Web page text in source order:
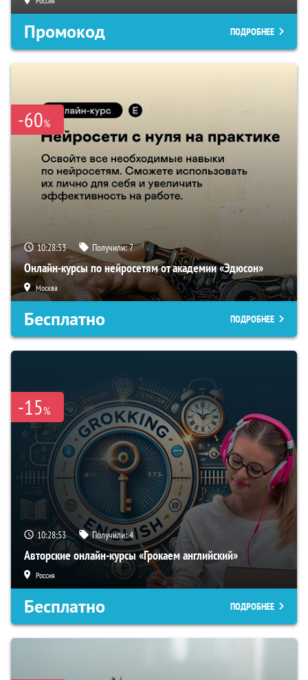
Промокод ПОДРОБНЕЕ
-60%
10:28:53 Получили:7
Онлайн-курсы по нейросетям от академии «Эдюсон»
Москва
Бесплатно ПОДРОБНЕЕ
-15%
10:28:53 Получили:4
Авторские онлайн-курсы «Грокаем английский»
Россия
Бесплатно ПОДРОБНЕЕ